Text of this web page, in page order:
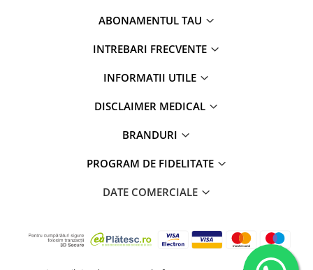
ABONAMENTUL TAU
INTREBARI FRECVENTE
INFORMATII UTILE
DISCLAIMER MEDICAL
BRANDURI
PROGRAM DE FIDELITATE
DATE COMERCIALE